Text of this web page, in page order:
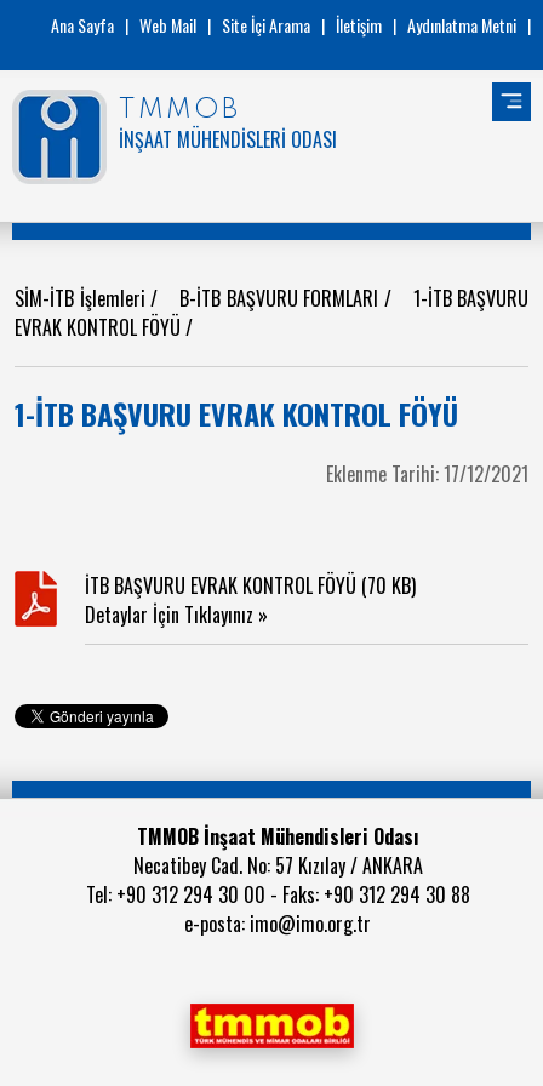
Ana Sayfa | Web Mail | Site İçi Arama | İletişim | Aydınlatma Metni |
TMMOB
İNŞAAT MÜHENDİSLERİ ODASI
SİM-İTB İşlemleri / B-İTB BAŞVURU FORMLARI / 1-İTB BAŞVURU
EVRAK KONTROL FÖYÜ /
1-İTB BAŞVURU EVRAK KONTROL FÖYÜ
Eklenme Tarihi: 17/12/2021
İTB BAŞVURU EVRAK KONTROL FÖYÜ (70 KB)
Detaylar İçin Tıklayınız »
TMMOB İnşaat Mühendisleri Odası
Necatibey Cad. No: 57 Kızılay / ANKARA
Tel: +90 312 294 30 00 - Faks: +90 312 294 30 88
e-posta: imo@imo.org.tr